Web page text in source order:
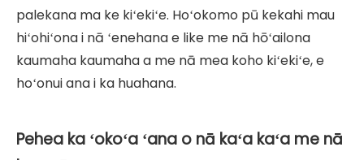
palekana ma ke kiʻekiʻe. Hoʻokomo pū kekahi mau
hiʻohiʻona i nā ʻenehana e like me nā hōʻailona
kaumaha kaumaha a me nā mea koho kiʻekiʻe, e
hoʻonui ana i ka huahana.
Pehea ka ʻokoʻa ʻana o nā kaʻa kaʻa me nā